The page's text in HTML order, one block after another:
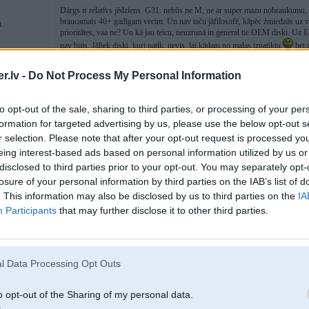
- Do Not Process My Personal Information
opt-out of the sale, sharing to third parties, or processing of your
for targeted advertising by us, please use the below opt-out
selection. Please note that after your opt-out request is processed
interest-based ads based on personal information utilized by us
to third parties prior to your opt-out. You may separately
of your personal information by third parties on the IAB’s list of
This information may also be disclosed by us to third parties on the
Participants that may further disclose it to other third parties.
Data Processing Opt Outs
opt-out of the Sharing of my personal data.
Dārgs ir relatīvs jēdziens. G31. nebūs ne M, ne ar super mazu
braucamais 40+ gadīgam vecim. Un nav taču jāfilosofē, kāpēc źmiedzās uz
prioritātes, vaa ne? Un kā jau teicu, neuzrunā in general tie OEM diski. Uz
nav bijis. Jāliek diski, kuri patīk, nevis, lai kādam no malas izpatiktu
bet
Tu jau saki itkā brauktu ar golfu pa 1000 euro un jāliek pa mašīnas cenu
Normali nebus lētāk kā oem lietoti.
Vienkārši lietas maksā ,ko tas maksā un ir lietas uz kurām nevar ietaupīt.
Zem 1000 alternativie būs vai nu nesmuki vai kaut kādas replikas.
[ Šo ziņu laboja Locis, 24 Mar 2025, 18:12:50 ]